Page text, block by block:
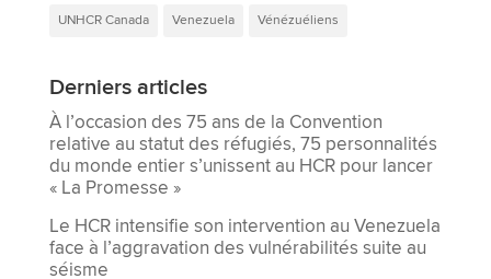
UNHCR Canada Venezuela Vénézuéliens
Derniers articles
À l’occasion des 75 ans de la Convention
relative au statut des réfugiés, 75 personnalités
du monde entier s’unissent au HCR pour lancer
« La Promesse »
Le HCR intensifie son intervention au Venezuela
face à l’aggravation des vulnérabilités suite au
séisme